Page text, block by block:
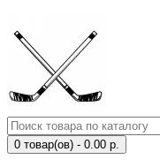
0 товар(ов) - 0.00 р.